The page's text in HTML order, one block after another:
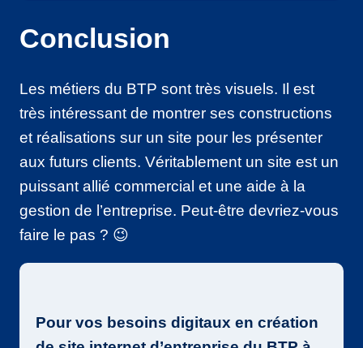
Conclusion
Les métiers du BTP sont très visuels. Il est
très intéressant de montrer ses constructions
et réalisations sur un site pour les présenter
aux futurs clients. Véritablement un site est un
puissant allié commercial et une aide à la
gestion de l’entreprise. Peut-être devriez-vous
faire le pas ? 😉
Pour vos besoins digitaux en création